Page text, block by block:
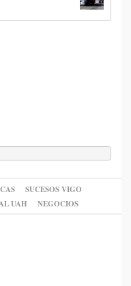
SUCESOS VIGO
UAH NEGOCIOS